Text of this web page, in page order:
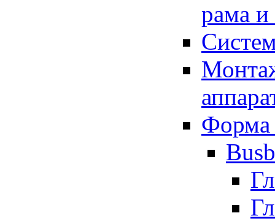
рама и
Форма